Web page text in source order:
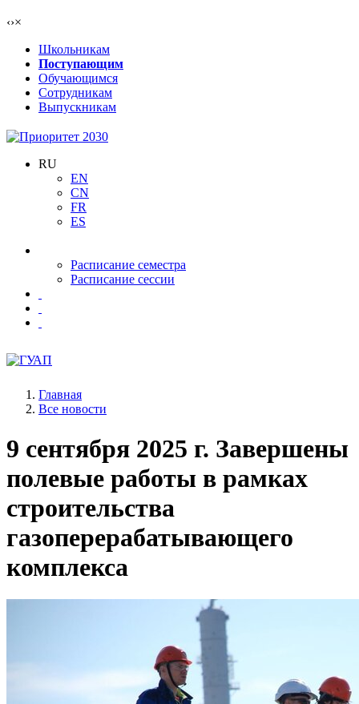
‹›×
Школьникам
Поступающим
Обучающимся
Сотрудникам
Выпускникам
RU
EN
CN
FR
ES
Расписание семестра
Расписание сессии
Главная
Все новости
9 сентября 2025 г. Завершены
полевые работы в рамках
строительства
газоперерабатывающего
комплекса